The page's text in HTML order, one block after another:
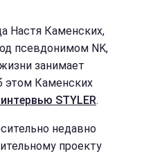
Настя Каменских,
псевдонимом NK,
занимает
этом Каменских
STYLER.
недавно
проекту